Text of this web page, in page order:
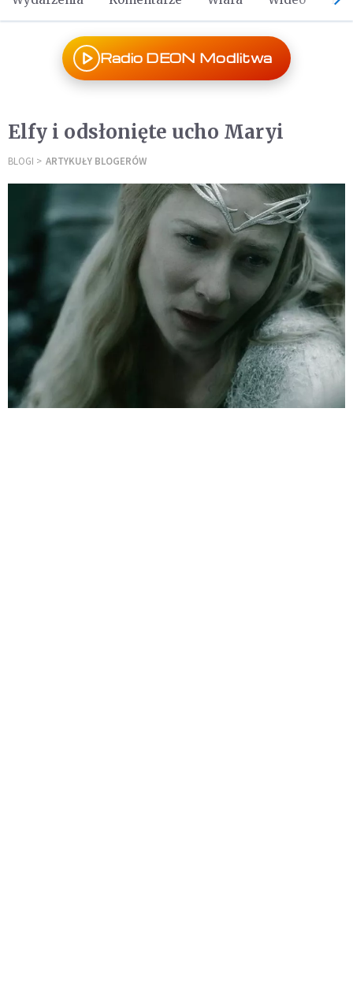
Radio DEON Modlitwa
Elfy i odsłonięte ucho Maryi
BLOGI ARTYKUŁY BLOGERÓW